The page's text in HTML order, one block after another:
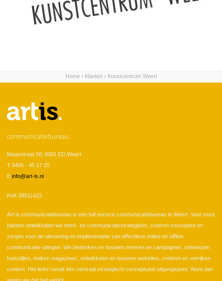
U bent hier
Home› Klanten› Kunstcentrum Weert
communicatiebureau
Maasstraat 30, 6001 ED Weert
T 0495 - 45 17 25
E info@art-is.nl
KvK 58511423
Art-is communicatiebureau is een full-service communicatiebureau in Weert. Voor onze
klanten ontwikkelen we merk- en communicatiestrategieën, creëren concepten en
zorgen voor de uitvoering en implementatie van effectieve online en offline
communicatie-uitingen. We bedenken en bouwen merken en campagnes, ontwerpen
huisstijlen, maken magazines, ontwikkelen en bouwen websites, creëren en verrijken
content. Het liefst vanuit één centraal strategisch-conceptueel uitgangspunt. Want dan